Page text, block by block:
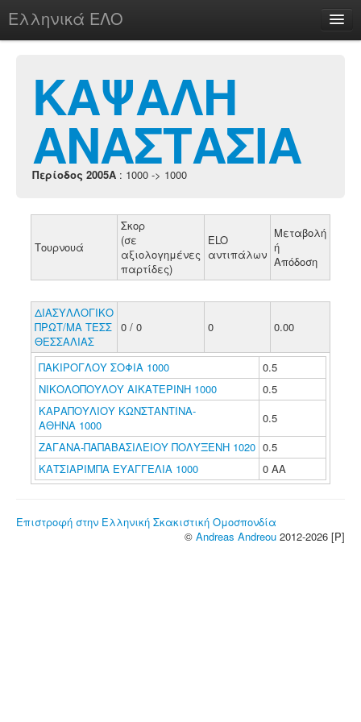
Ελληνικά ΕΛΟ
chesstu.be @ discord
Login
ΚΑΨΑΛΗ
ΑΝΑΣΤΑΣΙΑ
Περίοδος 2005A : 1000 -> 1000
Τουρνουά
Σκορ
(σε
αξιολογημένες
παρτίδες)
ELO
αντιπάλων
Μεταβολή
ή
Απόδοση
ΔΙΑΣΥΛΛΟΓΙΚΟ
ΠΡΩΤ/ΜΑ ΤΕΣΣ
ΘΕΣΣΑΛΙΑΣ
0 / 0 0 0.00
ΠΑΚΙΡΟΓΛΟΥ ΣΟΦΙΑ 1000
0.5
ΝΙΚΟΛΟΠΟΥΛΟΥ ΑΙΚΑΤΕΡΙΝΗ 1000
0.5
ΚΑΡΑΠΟΥΛΙΟΥ ΚΩΝΣΤΑΝΤΙΝΑ-
ΑΘΗΝΑ 1000
0.5
ΖΑΓΑΝΑ-ΠΑΠΑΒΑΣΙΛΕΙΟΥ ΠΟΛΥΞΕΝΗ 1020 0.5
ΚΑΤΣΙΑΡΙΜΠΑ ΕΥΑΓΓΕΛΙΑ 1000
0 ΑΑ
Επιστροφή στην Ελληνική Σκακιστική Ομοσπονδία
© Andreas Andreou 2012-2026 [P]